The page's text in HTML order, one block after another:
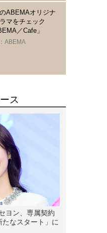
ABEMAオリジナ
マをチェック
／Cafe」
ABEMA